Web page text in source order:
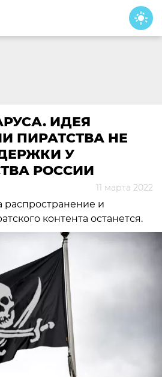
ИДЕЯ
ПИРАТСТВА НЕ
У
РОССИИ
11 марта 2022
распространение и
контента останется.